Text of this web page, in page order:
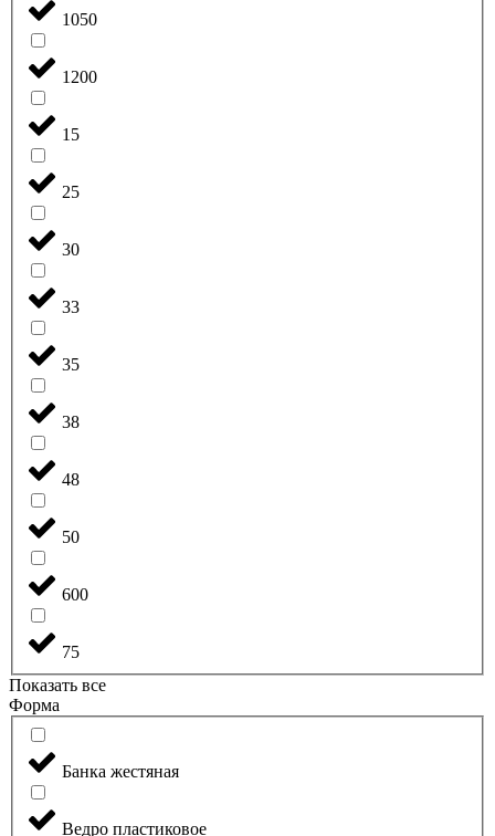
1050
1200
15
25
30
33
35
38
48
50
600
75
Показать все
Форма
Банка жестяная
Ведро пластиковое